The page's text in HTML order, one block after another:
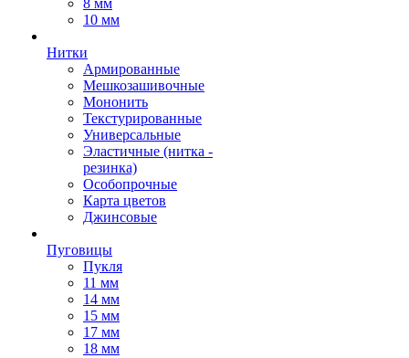
8 мм
10 мм
Нитки
Армированные
Мешкозашивочные
Мононить
Текстурированные
Универсальные
Эластичные (нитка -
резинка)
Особопрочные
Карта цветов
Джинсовые
Пуговицы
Пукля
11 мм
14 мм
15 мм
17 мм
18 мм